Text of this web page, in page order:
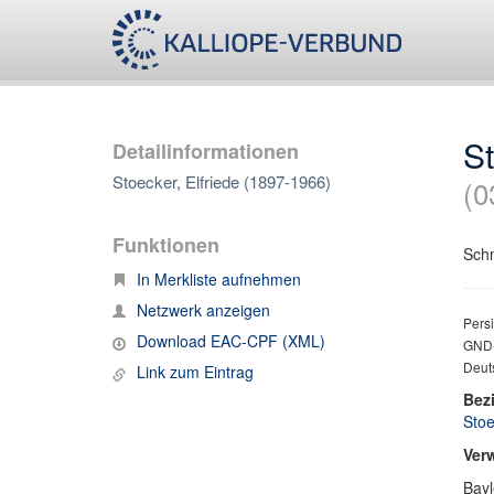
Detailinformationen
Stoecker, Elfriede (1897-1966)
Funktionen
In Merkliste aufnehmen
Netzwerk anzeigen
Download EAC-CPF (XML)
Link zum Eintrag